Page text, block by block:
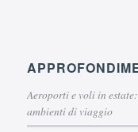
Aeroporti e voli in
ambienti di viaggio